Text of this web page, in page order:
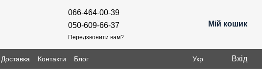
066-464-00-39
050-609-66-37
Передзвонити вам?
Мій кошик
Доставка Контакти Блог Укр Вхід